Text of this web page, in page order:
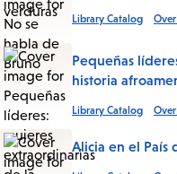
Library Catalog
Pequeñas
historia
Library Catalog
Alicia en el País